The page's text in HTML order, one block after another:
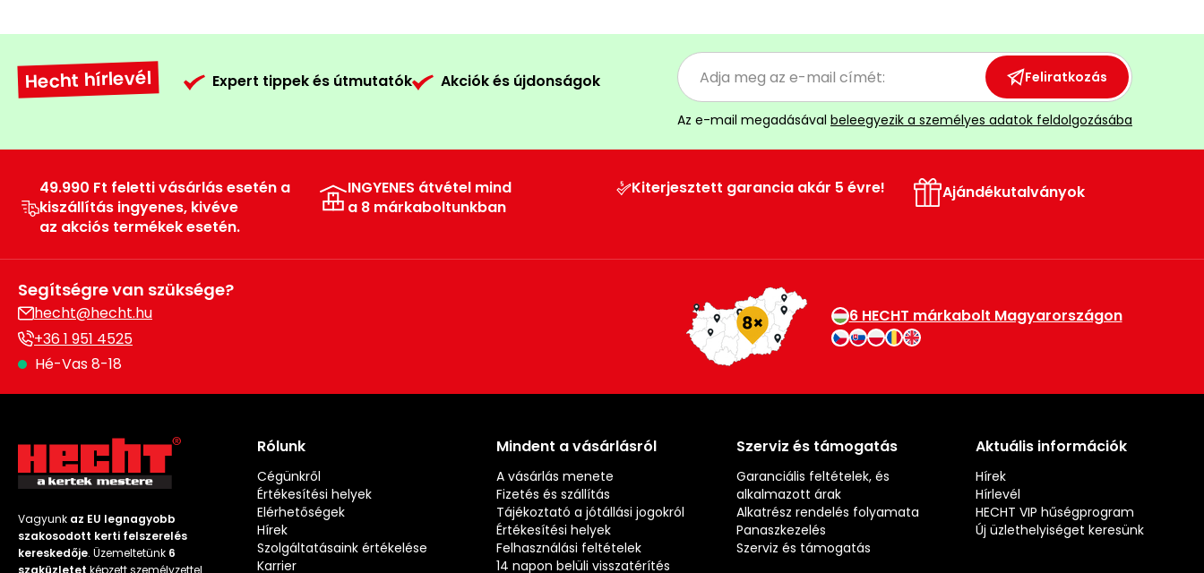
Hecht hírlevél Expert tippek és útmutatók Akciók és újdonságok Feliratkozás
Az e-mail megadásával beleegyezik a személyes adatok feldolgozásába
49.990 Ft feletti vásárlás esetén a
kiszállítás ingyenes, kivéve
az akciós termékek esetén.
INGYENES átvétel mind
a 8 márkaboltunkban
Kiterjesztett garancia akár 5 évre! Ajándékutalványok
Segítségre van szüksége?
hecht@hecht.hu
+36 1 951 4525
Hé-Vas 8-18
6 HECHT márkabolt Magyarországon
Vagyunk az EU legnagyobb
szakosodott kerti felszerelés
kereskedője. Üzemeltetünk 6
Rólunk
Cégünkről
Értékesítési helyek
Elérhetőségek
Hírek
Szolgáltatásaink értékelése
Karrier
Mindent a vásárlásról
A vásárlás menete
Fizetés és szállítás
Tájékoztató a jótállási jogokról
Értékesítési helyek
Felhasználási feltételek
14 napon belüli visszatérítés
Szerviz és támogatás
Garanciális feltételek, és
alkalmazott árak
Alkatrész rendelés folyamata
Panaszkezelés
Szerviz és támogatás
Aktuális információk
Hírek
Hírlevél
HECHT VIP hűségprogram
Új üzlethelyiséget keresünk